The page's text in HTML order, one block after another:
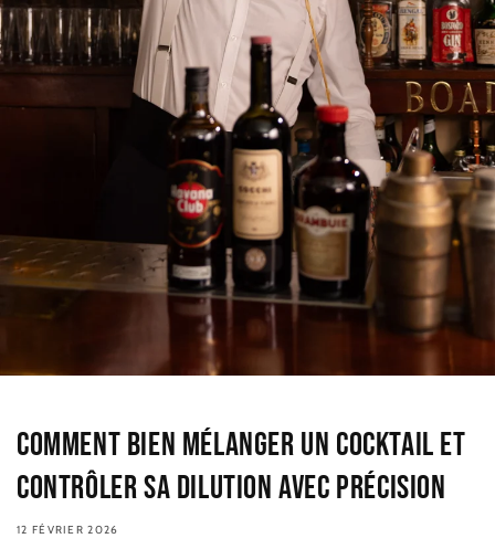
Comment bien mélanger un cocktail et
contrôler sa dilution avec précision
12 FÉVRIER 2026